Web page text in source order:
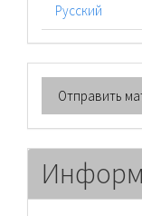
Русский
Отправить